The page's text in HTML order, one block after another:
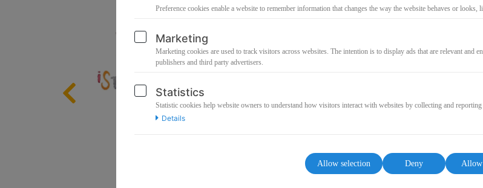
15,00€
Preference cookies enable a website to remember information that changes the way the website behaves or
Marketing
Marketing cookies are used to track visitors across websites. The intention is to display ads that are relevant and
publishers and third party advertisers.
Statistics
Statistic cookies help website owners to understand how visitors interact with websites by collecting and
Details
Allow selection Deny